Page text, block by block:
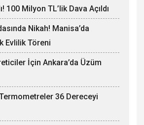
100 Milyon TL’lik Dava Açıldı
Nikah! Manisa’da
Evlilik Töreni
İçin Ankara’da Üzüm
36 Dereceyi